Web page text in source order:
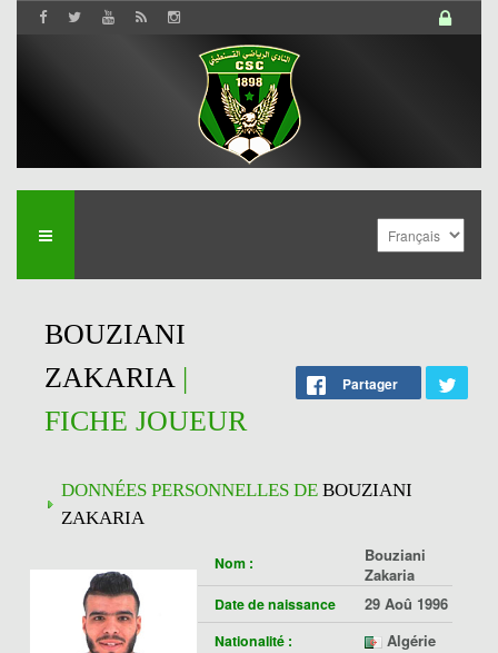
BOUZIANI
ZAKARIA|
FICHE JOUEUR
Partager
DONNÉES PERSONNELLES DE BOUZIANI
ZAKARIA
Nom :
Bouziani
Zakaria
Date de naissance 29 Aoû 1996
Nationalité : Algérie